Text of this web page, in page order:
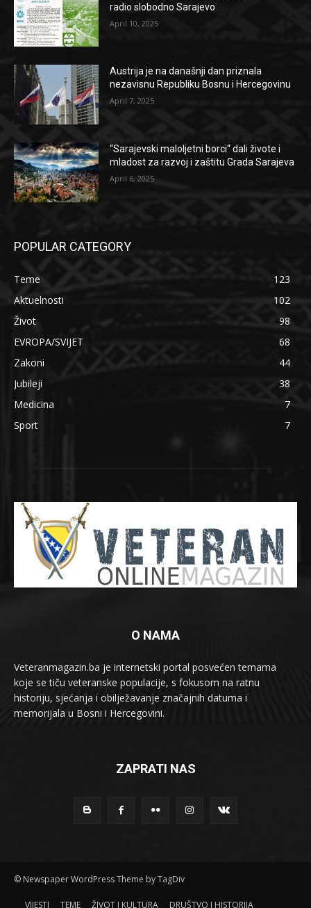
radio slobodno Sarajevo
April 10, 2025
Austrija je na današnji dan priznala
nezavisnu Republiku Bosnu i Hercegovinu
April 7, 2025
“Sarajevski maloljetni borci“ dali živote i
mladost za razvoj i zaštitu Grada Sarajeva
April 6, 2025
POPULAR CATEGORY
Teme
123
Aktuelnosti
102
Život
98
EVROPA/SVIJET
68
Zakoni
44
Jubileji
38
Medicina
7
Sport
7
O NAMA
Veteranmagazin.ba je internetski portal posvećen temama
koje se tiču veteranske populacije, s fokusom na ratnu
historiju, sjećanja i obilježavanje značajnih datuma i
memorijala u Bosni i Hercegovini.
ZAPRATI NAS
© Newspaper WordPress Theme by TagDiv
VIJESTI TEME ŽIVOT I KULTURA DRUŠTVO I HISTORIJA